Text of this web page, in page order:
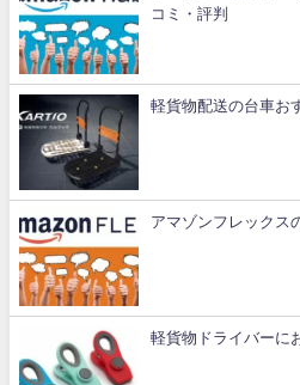
コミ・評判
軽貨物配送の台車お
アマゾンフレックス
軽貨物ドライバーに